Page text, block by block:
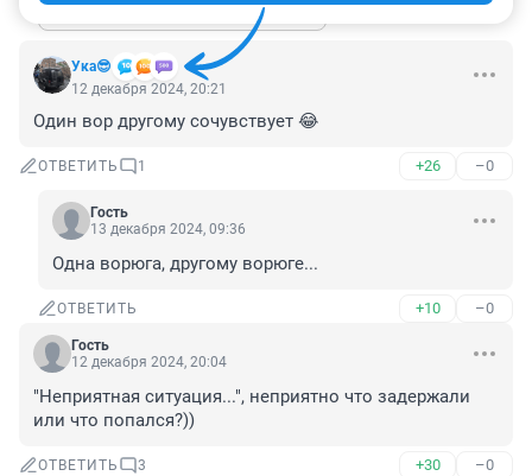
Показать ещё 4 ответа
Ука😎
12 декабря 2024, 20:21
Один вор другому сочувствует 😂
ОТВЕТИТЬ 1 +26 –0
Гость
13 декабря 2024, 09:36
Одна ворюга, другому ворюге...
ОТВЕТИТЬ +10 –0
Гость
12 декабря 2024, 20:04
"Неприятная ситуация...", неприятно что задержали
или что попался?))
ОТВЕТИТЬ 3 +30 –0